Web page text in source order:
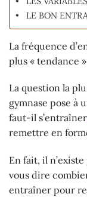
LE BON
La fréquence
plus « tendance
La question la
gymnase pose à
faut-il s’entraîner
remettre en
En fait, il
vous dire
entraîner pour